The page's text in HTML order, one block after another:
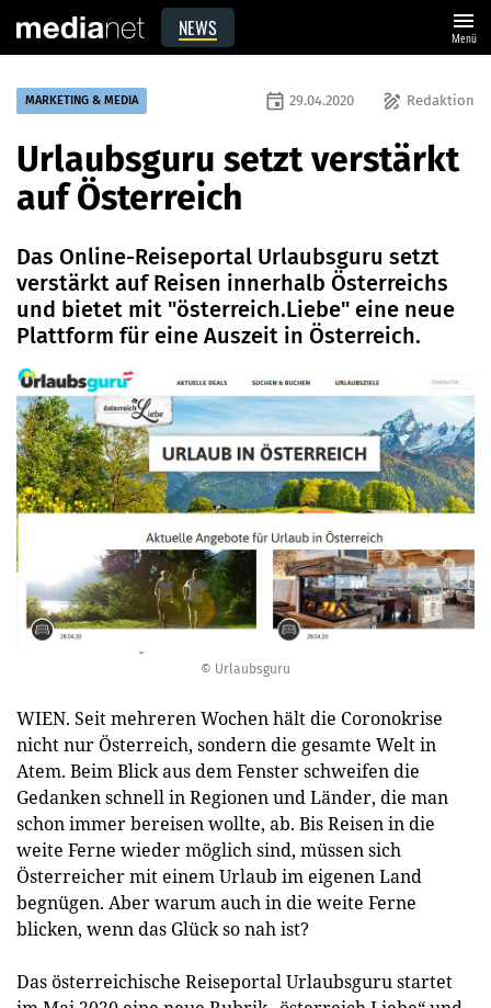
NEWS menu
Menü
© Urlaubsguru
MARKETING & MEDIA draw Redaktion
event 29.04.2020
Urlaubsguru setzt verstärkt
auf Österreich
Das Online-Reiseportal Urlaubsguru setzt
verstärkt auf Reisen innerhalb Österreichs
und bietet mit "österreich.Liebe" eine neue
Plattform für eine Auszeit in Österreich.
WIEN. Seit mehreren Wochen hält die Coronokrise
nicht nur Österreich, sondern die gesamte Welt in
Atem. Beim Blick aus dem Fenster schweifen die
Gedanken schnell in Regionen und Länder, die man
schon immer bereisen wollte, ab. Bis Reisen in die
weite Ferne wieder möglich sind, müssen sich
Österreicher mit einem Urlaub im eigenen Land
begnügen. Aber warum auch in die weite Ferne
blicken, wenn das Glück so nah ist?
Das österreichische Reiseportal Urlaubsguru startet